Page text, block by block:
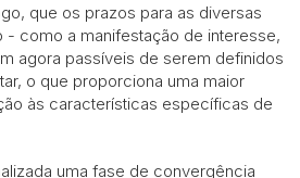
que os prazos para as diversas
como a manifestação de interesse,
agora passíveis de serem definidos
o que proporciona uma maior
às características específicas de
uma fase de convergência